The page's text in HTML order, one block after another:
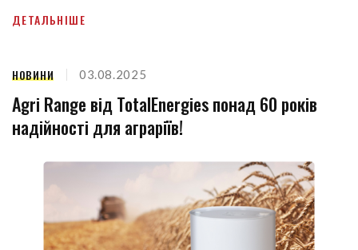
ДЕТАЛЬНІШЕ
НОВИНИ 03.08.2025
Agri Range від TotalEnergies понад 60 років
надійності для аграріїв!